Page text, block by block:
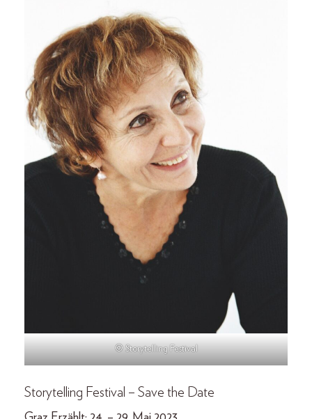
© Storytelling Festival
Storytelling Festival – Save the Date